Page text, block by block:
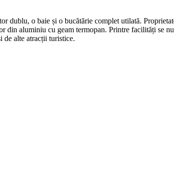
o baie și o bucătărie complet utilată.
din aluminiu cu geam termopan. Printre facilități se
de alte atracții turistice.